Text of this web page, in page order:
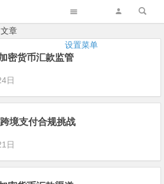
设置菜单
文章
密货币汇款监管
日
境支付合规挑战
日